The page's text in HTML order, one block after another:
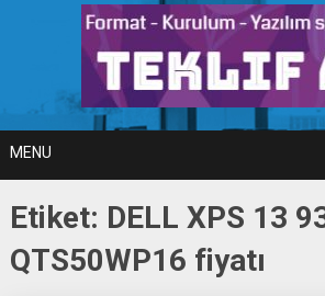
MENU
Etiket: DELL XPS 13
QTS50WP16 fiyatı